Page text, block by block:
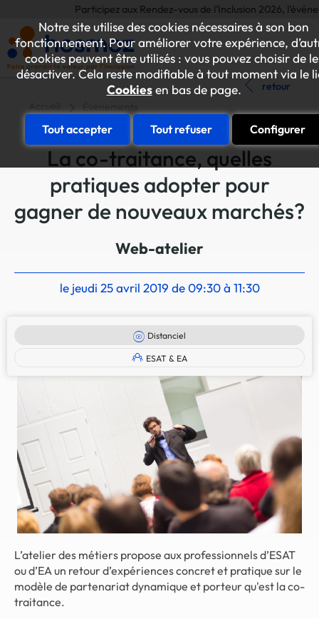
Notre site utilise des cookies nécessaires à son bon
fonctionnement. Pour améliorer votre expérience,
cookies peuvent être utilisés : vous pouvez choisir de
désactiver. Cela reste modifiable à tout moment via le
Cookiesen bas de page.
Tout accepter Tout refuser Configurer
Participez aux Rendez-vous de l'Inclusion 2026,
retour
La co-traitance, quelles
pratiques adopter pour
gagner de nouveaux marchés?
Web-atelier
le jeudi 25 avril 2019 de 09:30 à 11:30
Distanciel
ESAT & EA
L’atelier des métiers propose aux professionnels d’ESAT
ou d’EA un retour d’expériences concret et pratique sur le
modèle de partenariat dynamique et porteur qu'est la co-
traitance.